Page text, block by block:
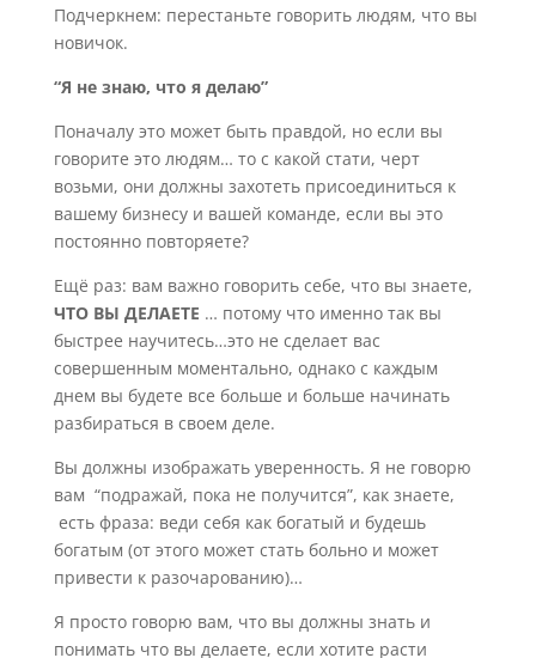
Подчеркнем: перестаньте говорить людям, что вы
новичок.
“Я не знаю, что я делаю”
Поначалу это может быть правдой, но если вы
говорите это людям… то с какой стати, черт
возьми, они должны захотеть присоединиться к
вашему бизнесу и вашей команде, если вы это
постоянно повторяете?
Ещё раз: вам важно говорить себе, что вы знаете,
ЧТО ВЫ ДЕЛАЕТЕ … потому что именно так вы
быстрее научитесь…это не сделает вас
совершенным моментально, однако с каждым
днем вы будете все больше и больше начинать
разбираться в своем деле.
Вы должны изображать уверенность. Я не говорю
вам “подражай, пока не получится”, как знаете,
есть фраза: веди себя как богатый и будешь
богатым (от этого может стать больно и может
привести к разочарованию)…
Я просто говорю вам, что вы должны знать и
понимать что вы делаете, если хотите расти